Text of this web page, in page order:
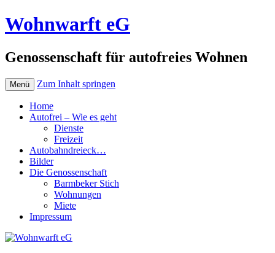
Wohnwarft eG
Genossenschaft für autofreies Wohnen
Menü Zum Inhalt springen
Home
Autofrei – Wie es geht
Dienste
Freizeit
Autobahndreieck…
Bilder
Die Genossenschaft
Barmbeker Stich
Wohnungen
Miete
Impressum